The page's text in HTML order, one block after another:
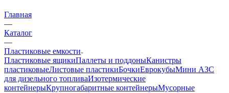
Главная
—
Каталог
—
Пластиковые емкости
Пластиковые ящикиПаллеты и поддоныКанистры
пластиковыеЛистовые пластикиБочкиЕврокубыМини АЗС
для дизельного топливаИзотермические
контейнерыКрупногабаритные контейнерыМусорные